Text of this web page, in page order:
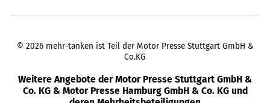
© 2026 mehr-tanken ist Teil der Motor Presse Stuttgart GmbH &
Co.KG
Weitere Angebote der Motor Presse Stuttgart GmbH &
Co. KG & Motor Presse Hamburg GmbH & Co. KG und